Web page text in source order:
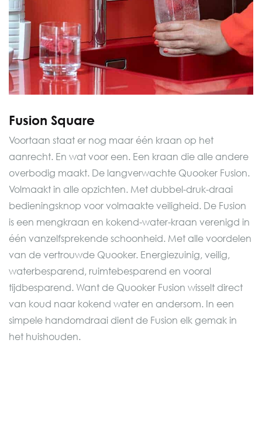
Fusion Square
Voortaan staat er nog maar één kraan op het
aanrecht. En wat voor een. Een kraan die alle andere
overbodig maakt. De langverwachte Quooker Fusion.
Volmaakt in alle opzichten. Met dubbel-druk-draai
bedieningsknop voor volmaakte veiligheid. De Fusion
is een mengkraan en kokend-water-kraan verenigd in
één vanzelfsprekende schoonheid. Met alle voordelen
van de vertrouwde Quooker. Energiezuinig, veilig,
waterbesparend, ruimtebesparend en vooral
tijdbesparend. Want de Quooker Fusion wisselt direct
van koud naar kokend water en andersom. In een
simpele handomdraai dient de Fusion elk gemak in
het huishouden.